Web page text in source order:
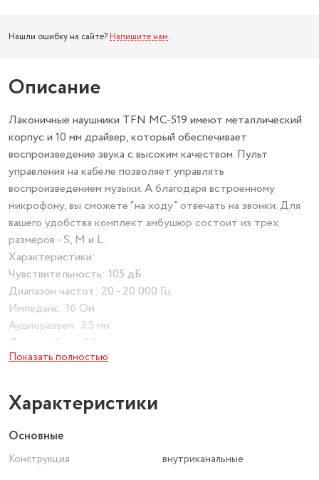
Нашли ошибку на сайте? Напишите нам.
Описание
Лаконичные наушники TFN MC-519 имеют металлический
корпус и 10 мм драйвер, который обеспечивает
воспроизведение звука с высоким качеством. Пульт
управления на кабеле позволяет управлять
воспроизведением музыки. А благодаря встроенному
микрофону, вы сможете “на ходу” отвечать на звонки. Для
вашего удобства комплект амбушюр состоит из трех
размеров - S, M и L.
Характеристики:
Чувствительность: 105 дБ
Диапазон частот: 20 - 20 000 Гц.
Импеданс: 16 Ом
Аудиоразъем: 3.5 мм
Длина кабеля: 1.2 м
Показать полностью
Характеристики
Основные
Конструкция
внутриканальные